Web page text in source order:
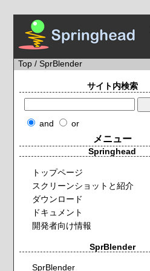
Top / SprBlender
サイト内検索
and or
メニュー
Springhead
トップページ
スクリーンショットと紹介
ダウンロード
ドキュメント
開発者向け情報
SprBlender
SprBlender